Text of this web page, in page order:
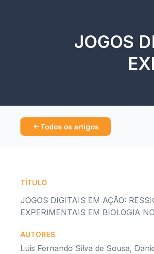
JOGOS
Todos os artigos
TÍTULO
JOGOS DIGITAIS EM AÇÃO:
EXPERIMENTAIS EM BIOLOGIA
AUTORES
Luis Fernando Silva de Sousa,